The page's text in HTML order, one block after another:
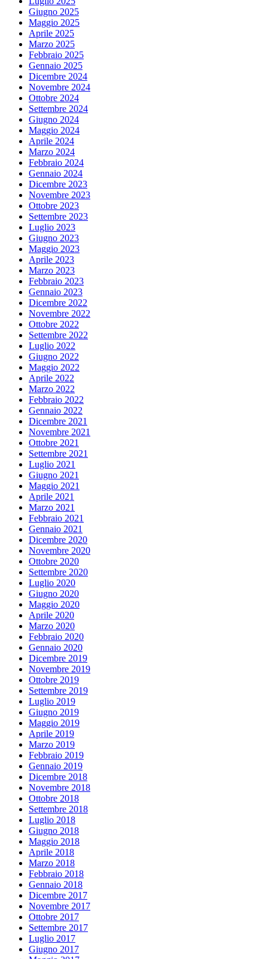
Giugno 2025
Maggio 2025
Aprile 2025
Marzo 2025
Febbraio 2025
Gennaio 2025
Dicembre 2024
Novembre 2024
Ottobre 2024
Settembre 2024
Giugno 2024
Maggio 2024
Aprile 2024
Marzo 2024
Febbraio 2024
Gennaio 2024
Dicembre 2023
Novembre 2023
Ottobre 2023
Settembre 2023
Luglio 2023
Giugno 2023
Maggio 2023
Aprile 2023
Marzo 2023
Febbraio 2023
Gennaio 2023
Dicembre 2022
Novembre 2022
Ottobre 2022
Settembre 2022
Luglio 2022
Giugno 2022
Maggio 2022
Aprile 2022
Marzo 2022
Febbraio 2022
Gennaio 2022
Dicembre 2021
Novembre 2021
Ottobre 2021
Settembre 2021
Luglio 2021
Giugno 2021
Maggio 2021
Aprile 2021
Marzo 2021
Febbraio 2021
Gennaio 2021
Dicembre 2020
Novembre 2020
Ottobre 2020
Settembre 2020
Luglio 2020
Giugno 2020
Maggio 2020
Aprile 2020
Marzo 2020
Febbraio 2020
Gennaio 2020
Dicembre 2019
Novembre 2019
Ottobre 2019
Settembre 2019
Luglio 2019
Giugno 2019
Maggio 2019
Aprile 2019
Marzo 2019
Febbraio 2019
Gennaio 2019
Dicembre 2018
Novembre 2018
Ottobre 2018
Settembre 2018
Luglio 2018
Giugno 2018
Maggio 2018
Aprile 2018
Marzo 2018
Febbraio 2018
Gennaio 2018
Dicembre 2017
Novembre 2017
Ottobre 2017
Settembre 2017
Luglio 2017
Giugno 2017